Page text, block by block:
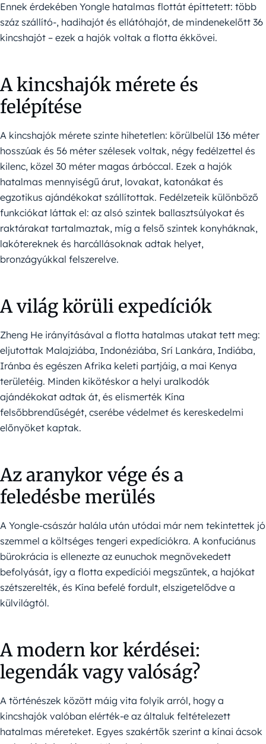
Ennek érdekében Yongle hatalmas flottát építtetett: több
száz szállító-, hadihajót és ellátóhajót, de mindenekelőtt 36
kincshajót – ezek a hajók voltak a flotta ékkövei.
A kincshajók mérete és
felépítése
A kincshajók mérete szinte hihetetlen: körülbelül 136 méter
hosszúak és 56 méter szélesek voltak, négy fedélzettel és
kilenc, közel 30 méter magas árbóccal. Ezek a hajók
hatalmas mennyiségű árut, lovakat, katonákat és
egzotikus ajándékokat szállítottak. Fedélzeteik különböző
funkciókat láttak el: az alsó szintek ballasztsúlyokat és
raktárakat tartalmaztak, míg a felső szintek konyháknak,
lakótereknek és harcállásoknak adtak helyet,
bronzágyúkkal felszerelve.
A világ körüli expedíciók
Zheng He irányításával a flotta hatalmas utakat tett meg:
eljutottak Malajziába, Indonéziába, Srí Lankára, Indiába,
Iránba és egészen Afrika keleti partjáig, a mai Kenya
területéig. Minden kikötéskor a helyi uralkodók
ajándékokat adtak át, és elismerték Kína
felsőbbrendűségét, cserébe védelmet és kereskedelmi
előnyöket kaptak.
Az aranykor vége és a
feledésbe merülés
A Yongle-császár halála után utódai már nem tekintettek jó
szemmel a költséges tengeri expedíciókra. A konfuciánus
bürokrácia is ellenezte az eunuchok megnövekedett
befolyását, így a flotta expedíciói megszűntek, a hajókat
szétszerelték, és Kína befelé fordult, elszigetelődve a
külvilágtól.
A modern kor kérdései:
legendák vagy valóság?
A történészek között máig vita folyik arról, hogy a
kincshajók valóban elérték-e az általuk feltételezett
hatalmas méreteket. Egyes szakértők szerint a kínai ácsok